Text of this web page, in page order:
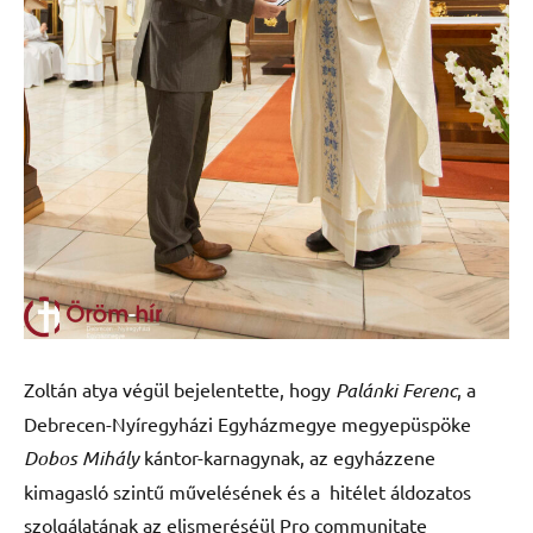
Zoltán atya végül bejelentette, hogy Palánki Ferenc, a
Debrecen-Nyíregyházi Egyházmegye megyepüspöke
Dobos Mihálykántor-karnagynak, az egyházzene
kimagasló szintű művelésének és a hitélet áldozatos
szolgálatának az elismeréséül Pro communitate